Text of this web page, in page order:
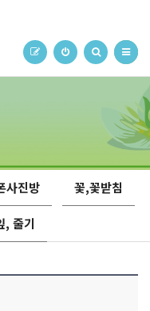
사진방 꽃,꽃받침
, 줄기